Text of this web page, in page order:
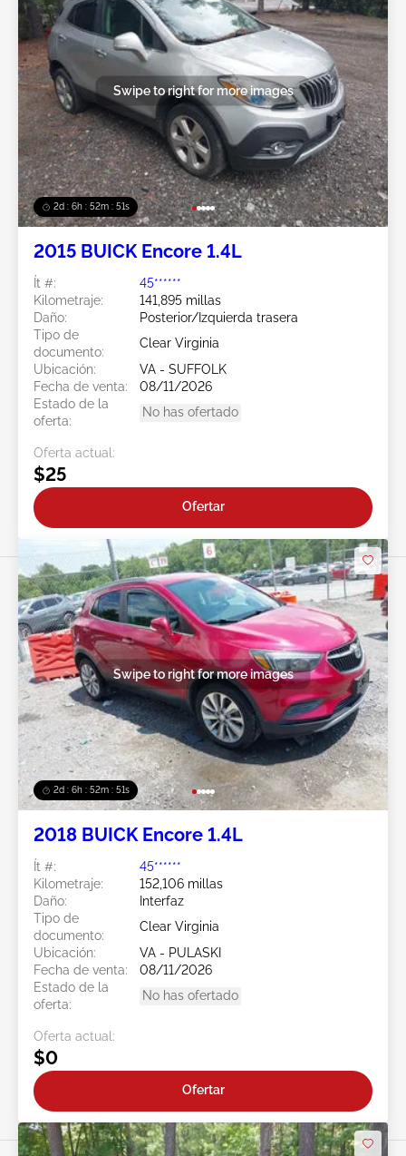
2d : 6h : 52m : 48s
Swipe to right for more images
2015 BUICK Encore 1.4L
Ít #:
45******
Kilometraje:
141,895 millas
Daño:
Posterior/Izquierda trasera
Tipo de
documento:
Clear Virginia
Ubicación:
VA - SUFFOLK
Fecha de venta:
08/11/2026
Estado de la
oferta:
No has ofertado
Oferta actual:
$25
Ofertar
2d : 6h : 52m : 48s
Swipe to right for more images
2018 BUICK Encore 1.4L
Ít #:
45******
Kilometraje:
152,106 millas
Daño:
Interfaz
Tipo de
documento:
Clear Virginia
Ubicación:
VA - PULASKI
Fecha de venta:
08/11/2026
Estado de la
oferta:
No has ofertado
Oferta actual:
$0
Ofertar